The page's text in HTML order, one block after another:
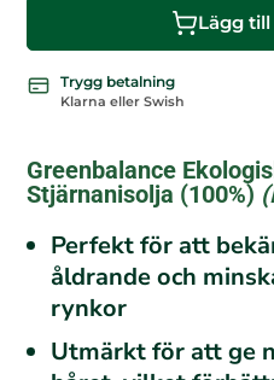
Lägg
Trygg betalning
Klarna eller Swish
Greenbalance
Stjärnanisolja (100%) (
Perfekt för att
åldrande och
rynkor
Utmärkt för att ge